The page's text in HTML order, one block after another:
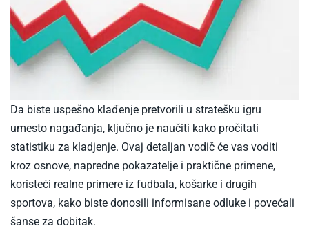
Da biste uspešno klađenje pretvorili u stratešku igru
umesto nagađanja, ključno je naučiti kako pročitati
statistiku za kladjenje. Ovaj detaljan vodič će vas voditi
kroz osnove, napredne pokazatelje i praktične primene,
koristeći realne primere iz fudbala, košarke i drugih
sportova, kako biste donosili informisane odluke i povećali
šanse za dobitak.​